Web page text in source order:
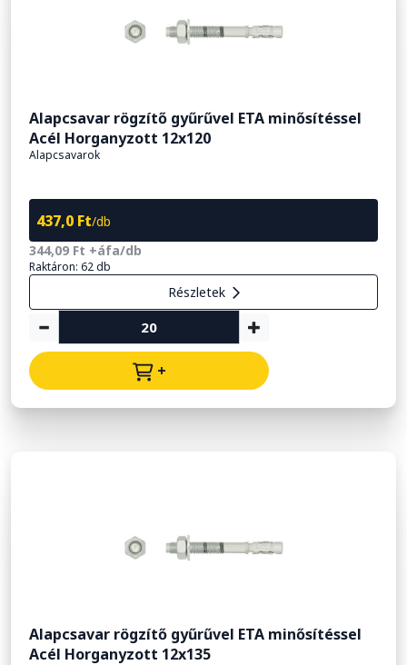
Alapcsavar rögzítő gyűrűvel ETA minősítéssel
Acél Horganyzott 12x120
Alapcsavarok
437,0 Ft/db
344,09 Ft +áfa/db
Raktáron: 62 db
Részletek
+
Alapcsavar rögzítő gyűrűvel ETA minősítéssel
Acél Horganyzott 12x135